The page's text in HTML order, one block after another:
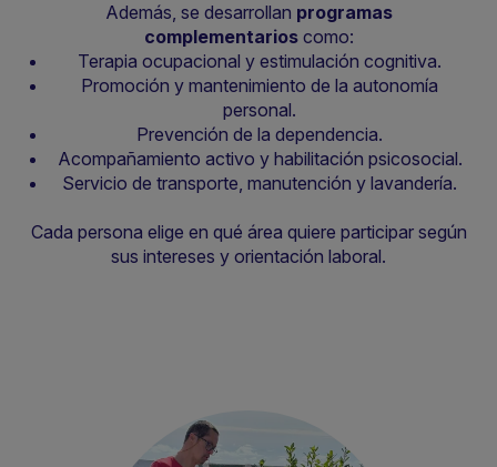
Además, se desarrollan programas
complementarioscomo:
Terapia ocupacional y estimulación cognitiva.
Promoción y mantenimiento de la autonomía
personal.
Prevención de la dependencia.
Acompañamiento activo y habilitación psicosocial.
Servicio de transporte, manutención y lavandería.
Cada persona elige en qué área quiere participar según
sus intereses y orientación laboral.